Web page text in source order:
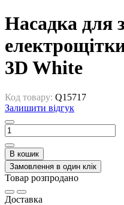
Насадка для
3D White
Код товару: Q15717
Залишити відгук
В кошик
Замовлення в один клік
Товар розпродано
Доставка